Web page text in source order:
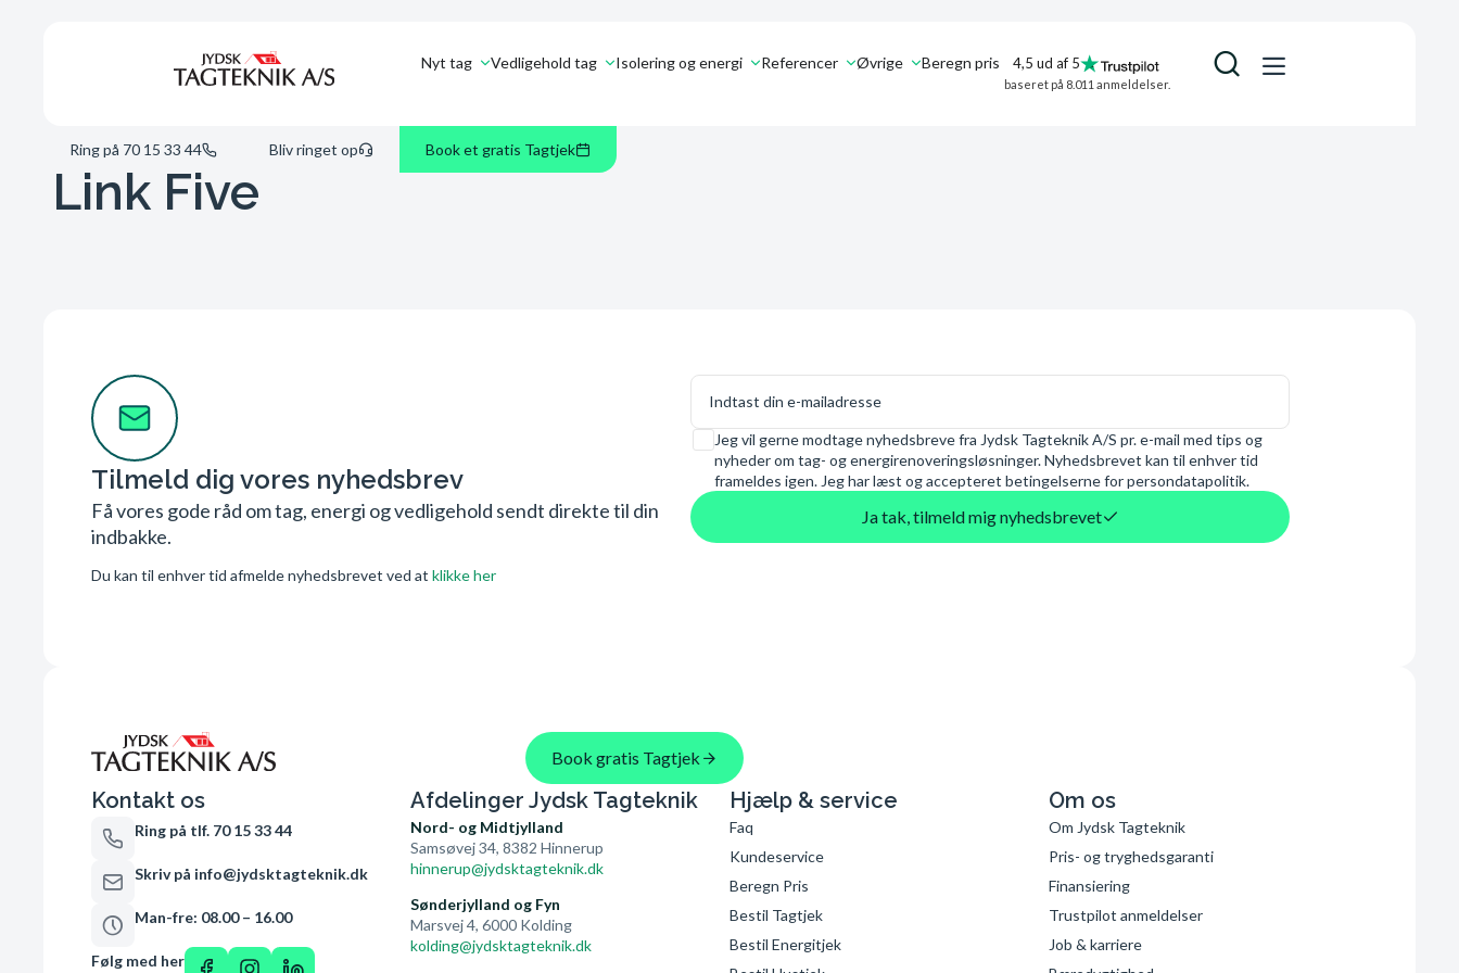
Ring på 70 15 33 44 Bliv ringet op Book et gratis Tagtjek
Nyt tag Vedligehold tag Isolering og energi Referencer Øvrige Beregn pris 4,5 ud af 5
baseret på 8.011 anmeldelser.
Link Five
Tilmeld dig vores nyhedsbrev
Få vores gode råd om tag, energi og vedligehold sendt direkte til din
indbakke.
Du kan til enhver tid afmelde nyhedsbrevet ved at klikke her
E-mail
Samtykke
Jeg vil gerne modtage nyhedsbreve fra Jydsk Tagteknik A/S pr. e-mail med tips og
nyheder om tag- og energirenoveringsløsninger. Nyhedsbrevet kan til enhver tid
frameldes igen. Jeg har læst og accepteret betingelserne for persondatapolitik.
Ja tak, tilmeld mig nyhedsbrevet
Book gratis Tagtjek
Kontakt os
Ring på tlf. 70 15 33 44
Skriv på info@jydsktagteknik.dk
Man-fre: 08.00 – 16.00
Følg med her
Afdelinger Jydsk Tagteknik
Nord- og Midtjylland
Samsøvej 34, 8382 Hinnerup
hinnerup@jydsktagteknik.dk
Sønderjylland og Fyn
Marsvej 4, 6000 Kolding
kolding@jydsktagteknik.dk
Hjælp & service
Faq
Kundeservice
Beregn Pris
Bestil Tagtjek
Bestil Energitjek
Om os
Om Jydsk Tagteknik
Pris- og tryghedsgaranti
Finansiering
Trustpilot anmeldelser
Job & karriere